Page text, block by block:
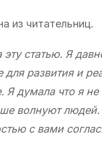
из читательниц.
статью. Я
для развития и
Я думала что я
волнуют людей.
с вами